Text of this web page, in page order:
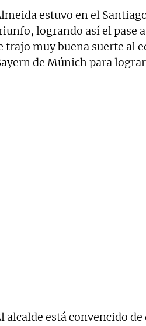
estuvo en el
logrando así el pase
trajo muy buena suerte al
de Múnich para
alcalde está convencido